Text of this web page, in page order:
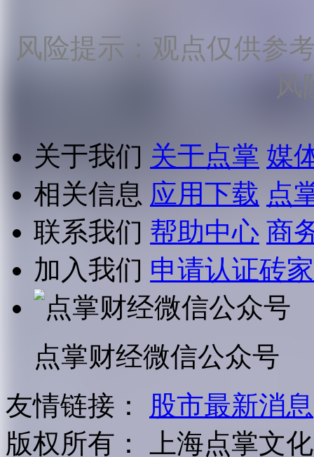
风险提示：观点仅供参
关于我们 关于点掌 媒
相关信息 应用下载 点
联系我们 帮助中心 商
加入我们 申请认证砖家
点掌财经微信公众号
友情链接：
股市最新消息
版权所有：
上海点掌文